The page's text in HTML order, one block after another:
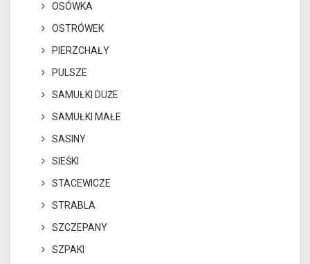
OSÓWKA
OSTRÓWEK
PIERZCHAŁY
PULSZE
SAMUŁKI DUŻE
SAMUŁKI MAŁE
SASINY
SIEŚKI
STACEWICZE
STRABLA
SZCZEPANY
SZPAKI